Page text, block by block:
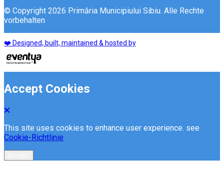
© Copyright 2026 Primăria Municipiului Sibiu. Alle Rechte
vorbehalten
❤️ Designed, built, maintained & hosted by
Accept Cookies
This site uses cookies to enhance user experience. see
Cookie-Richtlinie